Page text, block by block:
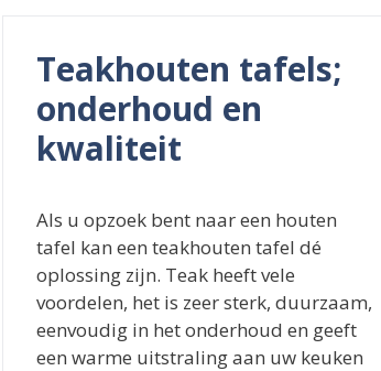
Teakhouten tafels;
onderhoud en
kwaliteit
Als u opzoek bent naar een houten
tafel kan een teakhouten tafel dé
oplossing zijn. Teak heeft vele
voordelen, het is zeer sterk, duurzaam,
eenvoudig in het onderhoud en geeft
een warme uitstraling aan uw keuken